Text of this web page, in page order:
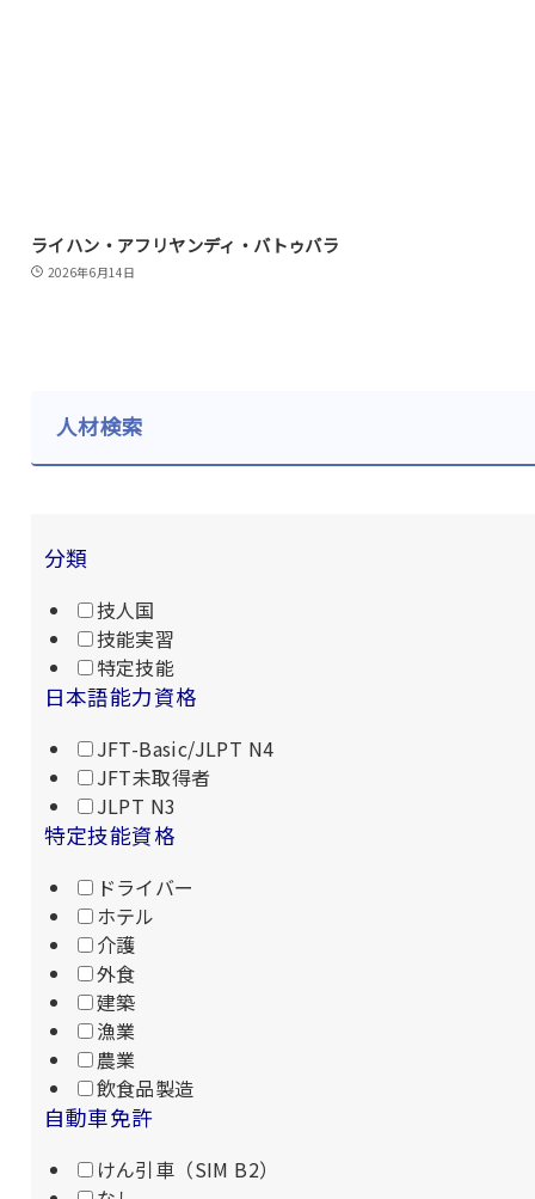
ライハン・アフリヤンディ・バトゥバラ
2026年6月14日
人材検索
分類
技人国
技能実習
特定技能
日本語能力資格
JFT-Basic/JLPT N4
JFT未取得者
JLPT N3
特定技能資格
ドライバー
ホテル
介護
外食
建築
漁業
農業
飲食品製造
自動車免許
けん引車（SIM B2）